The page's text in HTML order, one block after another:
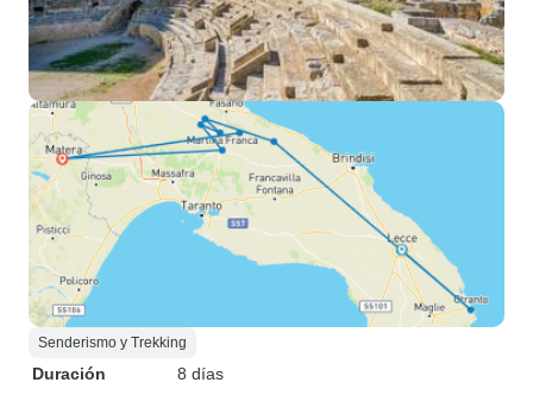
Senderismo y Trekking
Duración
8 días